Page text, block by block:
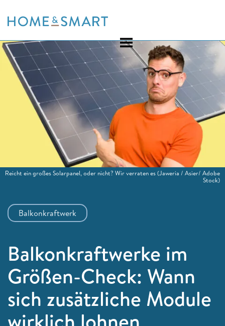
to
Balkonkraftwerk
Balkonkraftwerke im
Größen-Check: Wann
sich zusätzliche Module
Reicht ein großes Solarpanel, oder nicht? Wir verraten es(Jaweria / Asier/ Adobe
Stock)